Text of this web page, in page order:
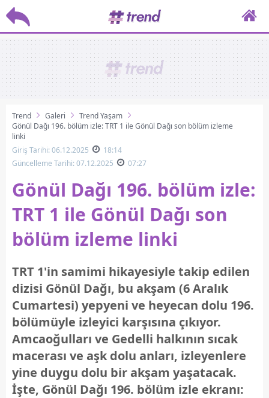
Trend Galeri
Trend Yaşam
Gönül Dağı 196. bölüm izle: TRT 1 ile Gönül Dağı son bölüm izleme
linki
Giriş Tarihi: 06.12.2025
18:14
Güncelleme Tarihi: 07.12.2025
07:27
Gönül Dağı 196. bölüm izle:
TRT 1 ile Gönül Dağı son
bölüm izleme linki
TRT 1'in samimi hikayesiyle takip edilen
dizisi Gönül Dağı, bu akşam (6 Aralık
Cumartesi) yepyeni ve heyecan dolu 196.
bölümüyle izleyici karşısına çıkıyor.
Amcaoğulları ve Gedelli halkının sıcak
macerası ve aşk dolu anları, izleyenlere
yine duygu dolu bir akşam yaşatacak.
İşte, Gönül Dağı 196. bölüm izle ekranı: